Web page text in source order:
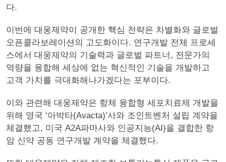
다.
이번에 대웅제약이 공개한 핵심 전략은 차별화와 글로벌
오픈콜라보레이션의 고도화이다. 연구개발 전체 프로세
스에서 대웅제약의 기술력과 글로벌 파트너, 전문가의
역량을 융합해 세상에 없는 혁신적인 기술을 개발하고
고객 가치를 극대화해나가겠다는 포부이다.
​이와 관련해 대웅제약은 항체 융합형 세포치료제 개발을
위해 영국 ‘아박타(Avacta)’사와 조인트벤처 설립 계약을
체결했고, 미국 A2A파마사와 인공지능(AI)을 결합한 항
암 신약 공동 연구개발 계약을 체결했다.